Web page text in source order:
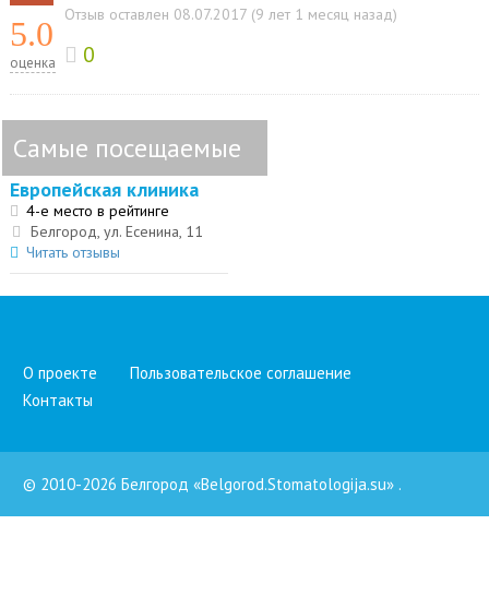
5.0
оценка
Отзыв оставлен 08.07.2017 (9 лет 1 месяц назад)
0
Самые посещаемые
Европейская клиника
4-е место в рейтинге
Белгород, ул. Есенина, 11
Читать отзывы
О проекте
Пользовательское соглашение
Контакты
© 2010-2026 Белгород «Belgorod.Stomatologija.su» .